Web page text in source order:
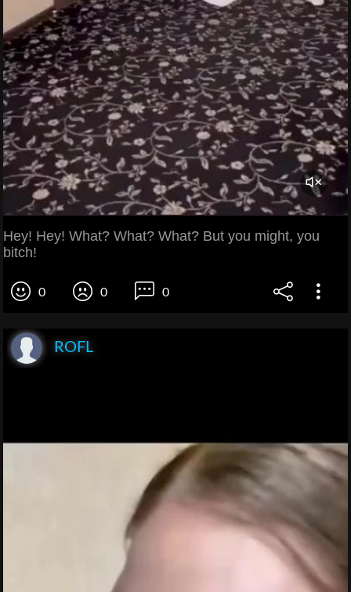
Hey! Hey! What? What? What? But you might, you
bitch!
0 0 0
ROFL